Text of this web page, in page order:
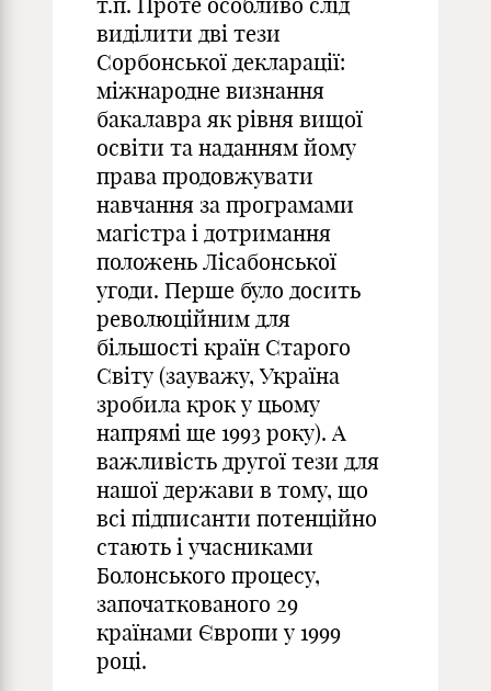
виділити дві тези
Сорбонської декларації:
міжнародне визнання
бакалавра як рівня вищої
освіти та наданням йому
права продовжувати
навчання за програмами
магістра і дотримання
положень Лісабонської
угоди. Перше було досить
революційним для
більшості країн Старого
Світу (зауважу, Україна
зробила крок у цьому
напрямі ще 1993 року). А
важливість другої тези для
нашої держави в тому, що
всі підписанти потенційно
стають і учасниками
Болонського процесу,
започаткованого 29
країнами Європи у 1999
році.